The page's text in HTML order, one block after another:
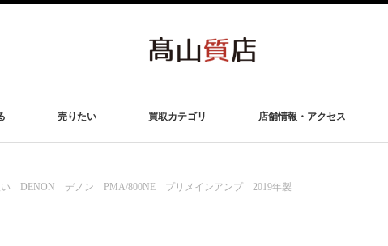
売りたい 買取カテゴリ 店舗情報・アクセス
DENON デノン PMA/800NE プリメインアンプ 2019年製